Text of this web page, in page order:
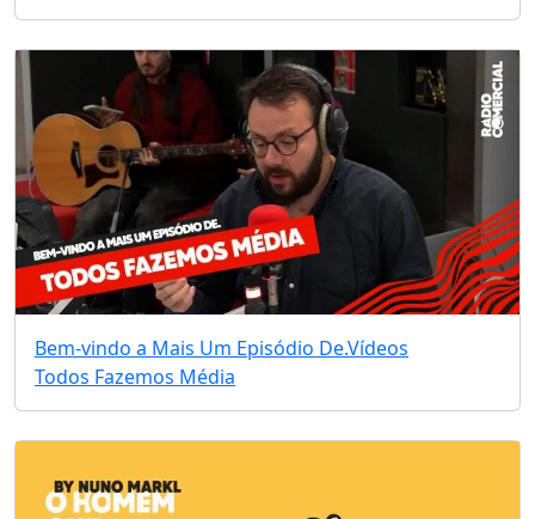
Bem-vindo a Mais Um Episódio De.Vídeos
Todos Fazemos Média